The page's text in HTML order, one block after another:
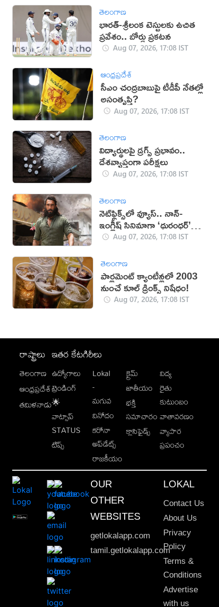
తెలంగాణ
భారత్-శ్రీలంక టెస్టులకు ఉచిత
ప్రవేశం.. బోర్డు ప్రకటన
Aug 07, 2026, 17:08 IST
ఆంధ్రప్రదేశ్
సీఎం చంద్రబాబుపై టీడీపీ నేతల్లో
అసంతృప్తి?
Aug 07, 2026, 17:08 IST
తెలంగాణ
విద్యార్థులపై డ్రగ్స్ ప్రభావం..
దేశవ్యాప్తంగా పరీక్షలు
Aug 07, 2026, 17:08 IST
తెలంగాణ
నెట్‌ఫ్లిక్స్‌లో వ్యూస్.. నాన్-
ఇంగ్లీష్ సినిమాగా ‘ధురంధర్’
రికార్డుAug 07, 2026, 17:08 IST
తెలంగాణ
పార్లమెంట్ క్యాంటీన్లలో 2003
నుంచే కూల్ డ్రింక్స్ నిషేధం!
Aug 07, 2026, 17:08 IST
రాష్ట్రాలు
తెలంగాణ
ఆంధ్రప్రదేశ్
తమిళనాడు
ఇతర కేటగిరీలు
ఉద్యోగాలు
ట్రెండింగ్
🌟
వాట్సాప్
STATUS
టిప్స్
Lokal
-
మగువ
వినోదం
కరోనా
అప్‌డేట్స్
రాజకీయం
క్రైమ్
జాతీయం
భక్తి
సమాచారం
క్లాసిఫైడ్స్
విద్య
రైతు
కుటుంబం
వాతావరణం
వ్యాపార
ప్రపంచం
OUR
OTHER
WEBSITES
getlokalapp.com
tamil.getlokalapp.com
LOKAL
Contact Us
About Us
Privacy
Policy
Terms &
Conditions
Advertise
with us